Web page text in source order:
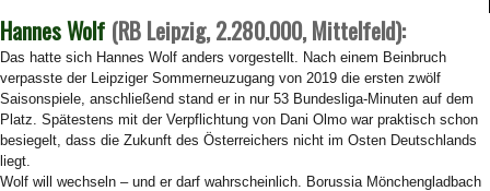
Hannes Wolf (RB Leipzig, 2.280.000, Mittelfeld):
Das hatte sich Hannes Wolf anders vorgestellt. Nach einem Beinbruch
verpasste der Leipziger Sommerneuzugang von 2019 die ersten zwölf
Saisonspiele, anschließend stand er in nur 53 Bundesliga-Minuten auf dem
Platz. Spätestens mit der Verpflichtung von Dani Olmo war praktisch schon
besiegelt, dass die Zukunft des Österreichers nicht im Osten Deutschlands
liegt.
Wolf will wechseln – und er darf wahrscheinlich. Borussia Mönchengladbach